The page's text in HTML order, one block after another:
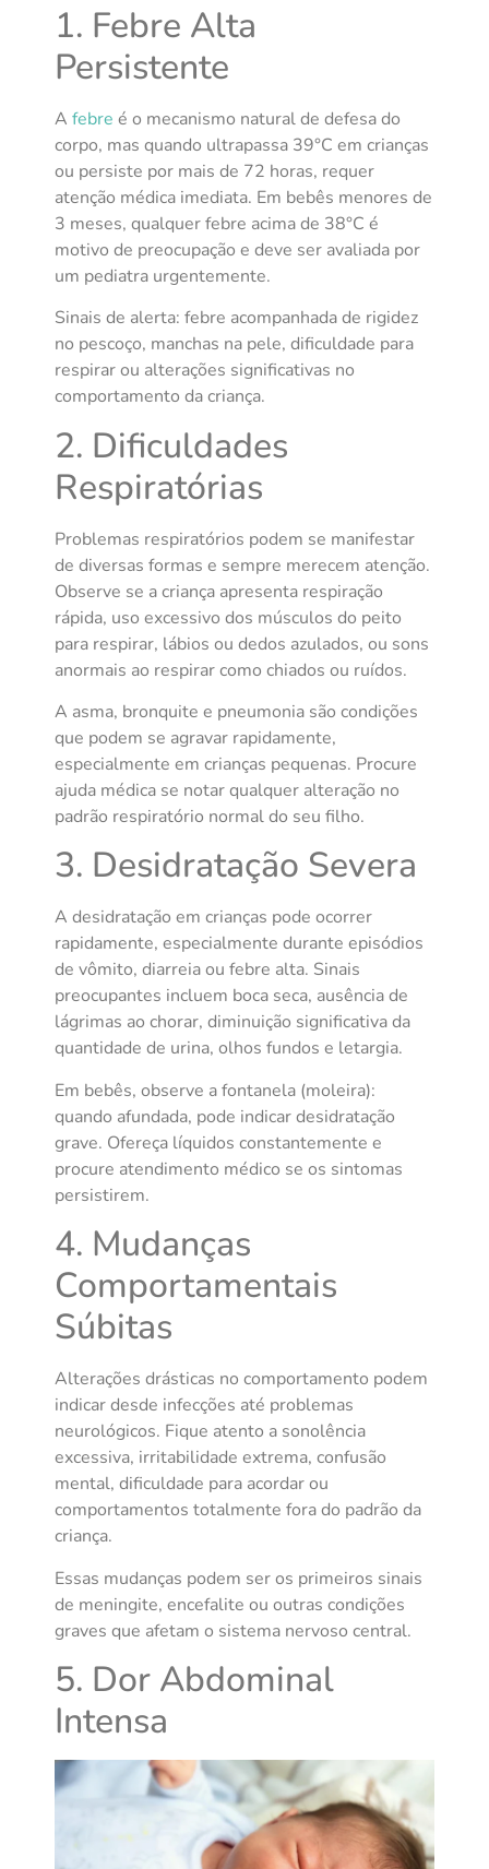
1. Febre Alta
Persistente
A febre é o mecanismo natural de defesa do
corpo, mas quando ultrapassa 39°C em crianças
ou persiste por mais de 72 horas, requer
atenção médica imediata. Em bebês menores de
3 meses, qualquer febre acima de 38°C é
motivo de preocupação e deve ser avaliada por
um pediatra urgentemente.
Sinais de alerta: febre acompanhada de rigidez
no pescoço, manchas na pele, dificuldade para
respirar ou alterações significativas no
comportamento da criança.
2. Dificuldades
Respiratórias
Problemas respiratórios podem se manifestar
de diversas formas e sempre merecem atenção.
Observe se a criança apresenta respiração
rápida, uso excessivo dos músculos do peito
para respirar, lábios ou dedos azulados, ou sons
anormais ao respirar como chiados ou ruídos.
A asma, bronquite e pneumonia são condições
que podem se agravar rapidamente,
especialmente em crianças pequenas. Procure
ajuda médica se notar qualquer alteração no
padrão respiratório normal do seu filho.
3. Desidratação Severa
A desidratação em crianças pode ocorrer
rapidamente, especialmente durante episódios
de vômito, diarreia ou febre alta. Sinais
preocupantes incluem boca seca, ausência de
lágrimas ao chorar, diminuição significativa da
quantidade de urina, olhos fundos e letargia.
Em bebês, observe a fontanela (moleira):
quando afundada, pode indicar desidratação
grave. Ofereça líquidos constantemente e
procure atendimento médico se os sintomas
persistirem.
4. Mudanças
Comportamentais
Súbitas
Alterações drásticas no comportamento podem
indicar desde infecções até problemas
neurológicos. Fique atento a sonolência
excessiva, irritabilidade extrema, confusão
mental, dificuldade para acordar ou
comportamentos totalmente fora do padrão da
criança.
Essas mudanças podem ser os primeiros sinais
de meningite, encefalite ou outras condições
graves que afetam o sistema nervoso central.
5. Dor Abdominal
Intensa